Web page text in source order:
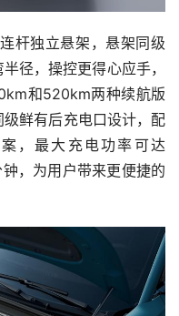
杆独立悬架，悬架同级
径，操控更得心应手，
和520km两种续航版
鲜有后充电口设计，配
，最大充电功率可达
，为用户带来更便捷的